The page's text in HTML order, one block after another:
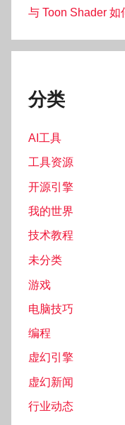
与 Toon Shader
分类
AI工具
工具资源
开源引擎
我的世界
技术教程
未分类
游戏
电脑技巧
编程
虚幻引擎
虚幻新闻
行业动态